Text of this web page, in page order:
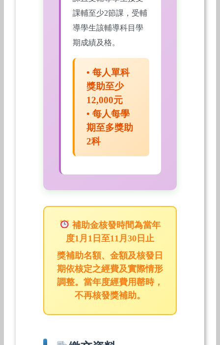
課輔至少2節課，受輔
導學生該輔導科目學
期成績及格。
• 每人單科
獎助至少
12,000元
• 每人每學
期至多獎助
2科
補助金核發時間為當年
度1月1日至11月30日止
獎補助名額、金額及核發日
期依核定之經費及實際情形
調整。當年度經費用罄時，
不再核發獎補助。